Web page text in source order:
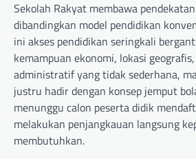
Sekolah Rakyat membawa
dibandingkan model pendidikan
ini akses pendidikan seringkali
kemampuan ekonomi, lokasi
administratif yang tidak sederhana,
justru hadir dengan konsep jemput
menunggu calon peserta didik
melakukan penjangkauan langsung
membutuhkan.